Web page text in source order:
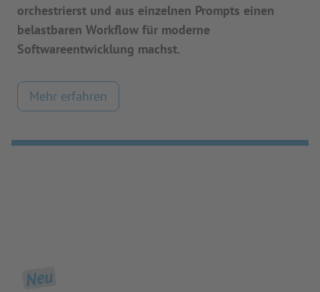
orchestrierst und aus einzelnen Prompts einen
belastbaren Workflow für moderne
Softwareentwicklung machst.
Mehr erfahren
Neu